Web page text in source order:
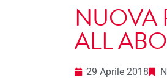
NUOVA
ALL
29 Aprile 2018